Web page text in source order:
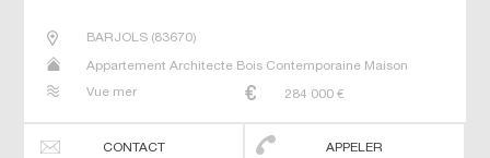
BARJOLS(83670)
Appartement Architecte Bois Contemporaine Maison
Vue mer
284 000 €
CONTACT APPELER